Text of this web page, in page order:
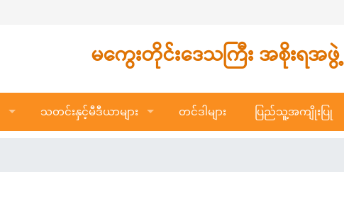
မကွေးတိုင်းဒေသကြီး အစိုးရအဖွဲ့
သတင်းနှင့်မီဒီယာများ တင်ဒါများ ပြည်သူ့အကျိုးပြု